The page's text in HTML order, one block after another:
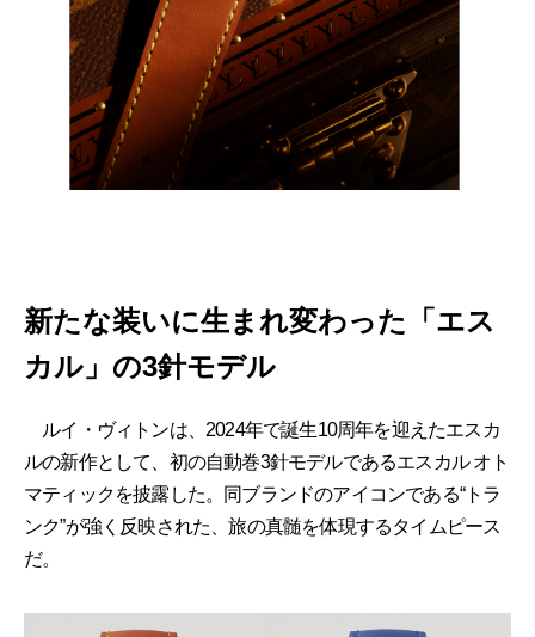
新たな装いに生まれ変わった「エス
カル」の3針モデル
ルイ・ヴィトンは、2024年で誕生10周年を迎えたエスカ
ルの新作として、初の自動巻3針モデルであるエスカル オト
マティックを披露した。同ブランドのアイコンである“トラ
ンク”が強く反映された、旅の真髄を体現するタイムピース
だ。